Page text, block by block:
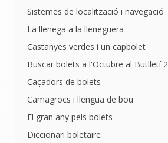
Sistemes de localització i navegació
La llenega a la lleneguera
Castanyes verdes i un capbolet
Buscar bolets a l'Octubre al Butlletí
Caçadors de bolets
Camagrocs i llengua de bou
El gran any pels bolets
Diccionari boletaire